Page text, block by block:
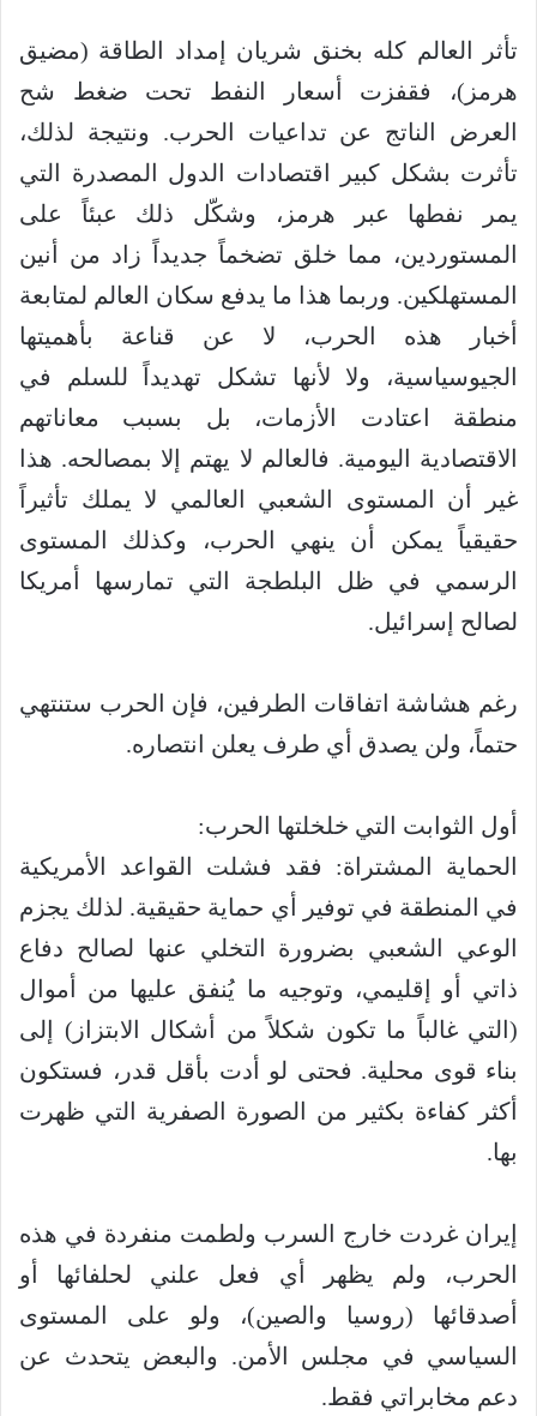
‏تأثر العالم كله بخنق شريان إمداد الطاقة (مضيق
هرمز)، فقفزت أسعار النفط تحت ضغط شح
العرض الناتج عن تداعيات الحرب. ونتيجة لذلك،
تأثرت بشكل كبير اقتصادات الدول المصدرة التي
يمر نفطها عبر هرمز، وشكّل ذلك عبئاً على
المستوردين، مما خلق تضخماً جديداً زاد من أنين
المستهلكين. وربما هذا ما يدفع سكان العالم لمتابعة
أخبار هذه الحرب، لا عن قناعة بأهميتها
الجيوسياسية، ولا لأنها تشكل تهديداً للسلم في
منطقة اعتادت الأزمات، بل بسبب معاناتهم
الاقتصادية اليومية. فالعالم لا يهتم إلا بمصالحه. هذا
غير أن المستوى الشعبي العالمي لا يملك تأثيراً
حقيقياً يمكن أن ينهي الحرب، وكذلك المستوى
الرسمي في ظل البلطجة التي تمارسها أمريكا
لصالح إسرائيل.
‏رغم هشاشة اتفاقات الطرفين، فإن الحرب ستنتهي
حتماً، ولن يصدق أي طرف يعلن انتصاره.
‏أول الثوابت التي خلخلتها الحرب:
‏الحماية المشتراة: فقد فشلت القواعد الأمريكية
في المنطقة في توفير أي حماية حقيقية. لذلك يجزم
الوعي الشعبي بضرورة التخلي عنها لصالح دفاع
ذاتي أو إقليمي، وتوجيه ما يُنفق عليها من أموال
(التي غالباً ما تكون شكلاً من أشكال الابتزاز) إلى
بناء قوى محلية. فحتى لو أدت بأقل قدر، فستكون
أكثر كفاءة بكثير من الصورة الصفرية التي ظهرت
بها.
‏إيران غردت خارج السرب ولطمت منفردة في هذه
الحرب، ولم يظهر أي فعل علني لحلفائها أو
أصدقائها (روسيا والصين)، ولو على المستوى
السياسي في مجلس الأمن. والبعض يتحدث عن
دعم مخابراتي فقط.